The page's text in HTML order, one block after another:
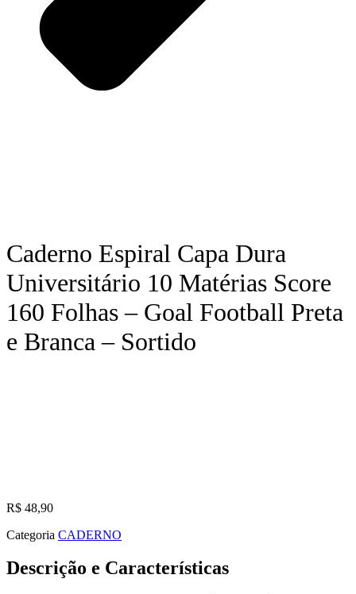
Caderno Espiral Capa Dura
Universitário 10 Matérias Score
160 Folhas – Goal Football Preta
e Branca – Sortido
R$ 48,90
Categoria CADERNO
Descrição e Características